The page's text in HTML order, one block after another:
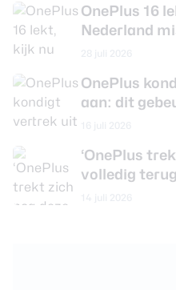
OnePlus 16
Nederland
OnePlus
aan: dit
‘OnePlus
volledig